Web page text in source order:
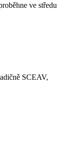
ve středu
SCEAV,